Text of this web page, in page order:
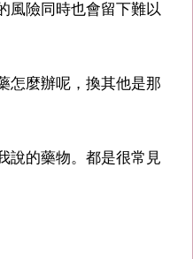
風險同時也會留下難以
怎麼辦呢，換其他是那
說的藥物。都是很常見